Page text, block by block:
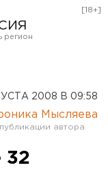
[18+]
2008 В 09:58
Мысляева
32